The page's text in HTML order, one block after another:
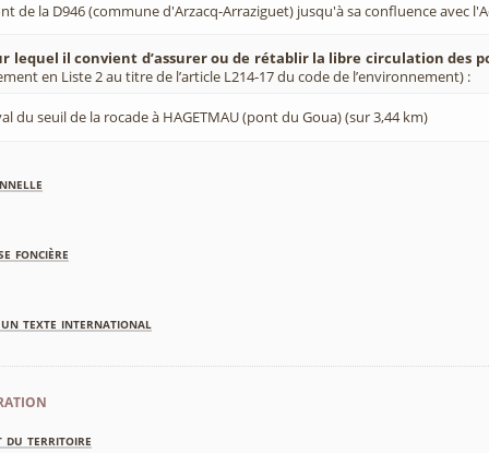
de la D946 (commune d'Arzacq-Arraziguet) jusqu'à sa confluence avec
lequel il convient d’assurer ou de rétablir la libre circulation des
en Liste 2 au titre de l’article L214-17 du code de l’environnement) :
du seuil de la rocade à HAGETMAU (pont du Goua) (sur 3,44 km)
foncière
texte international
du territoire